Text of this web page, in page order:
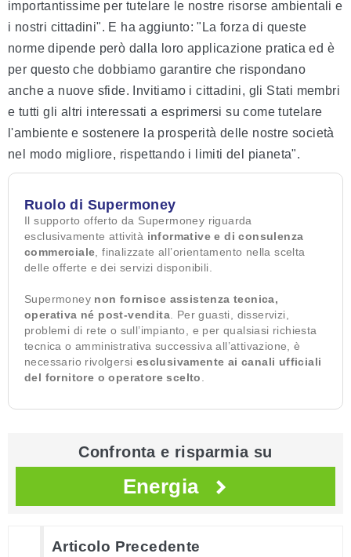
importantissime per tutelare le nostre risorse ambientali e
i nostri cittadini". E ha aggiunto: "La forza di queste
norme dipende però dalla loro applicazione pratica ed è
per questo che dobbiamo garantire che rispondano
anche a nuove sfide. Invitiamo i cittadini, gli Stati membri
e tutti gli altri interessati a esprimersi su come tutelare
l'ambiente e sostenere la prosperità delle nostre società
nel modo migliore, rispettando i limiti del pianeta".
Ruolo di Supermoney
Il supporto offerto da Supermoney riguarda
esclusivamente attività informative e di consulenza
commerciale , finalizzate all’orientamento nella scelta
delle offerte e dei servizi disponibili.
Supermoney non fornisce assistenza tecnica,
operativa né post-vendita . Per guasti, disservizi,
problemi di rete o sull’impianto, e per qualsiasi richiesta
tecnica o amministrativa successiva all’attivazione, è
necessario rivolgersi esclusivamente ai canali ufficiali
del fornitore o operatore scelto
Confronta e risparmia su
Energia
Articolo Precedente